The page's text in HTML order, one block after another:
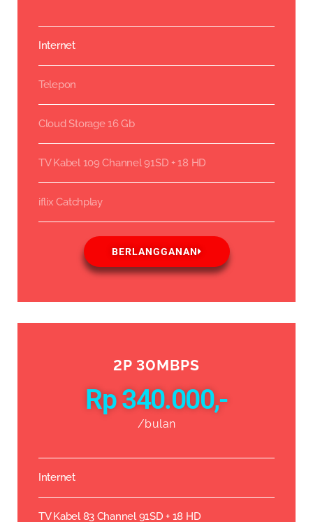
Internet
Telepon
Cloud Storage 16 Gb
TV Kabel 109 Channel 91SD + 18 HD
iflix Catchplay
BERLANGGANAN
2P 30MBPS
Rp 340.000,-
/bulan
Internet
TV Kabel 83 Channel 91SD + 18 HD